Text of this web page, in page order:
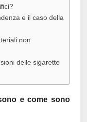
e il caso della
non
delle sigarette
e come sono